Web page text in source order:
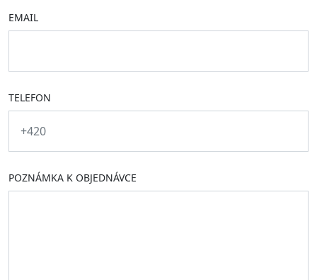
EMAIL
TELEFON
POZNÁMKA K OBJEDNÁVCE